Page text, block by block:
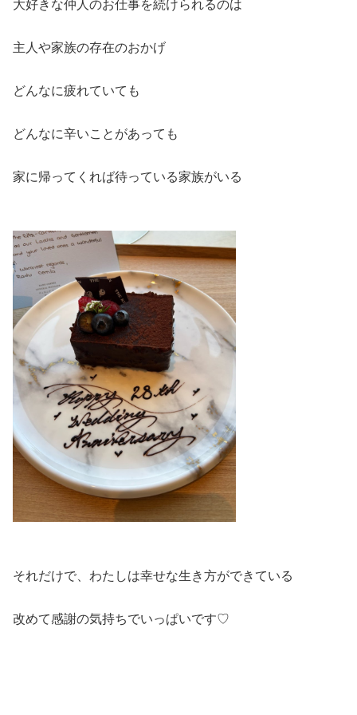
大好きな仲人のお仕事を続けられるのは
主人や家族の存在のおかげ
どんなに疲れていても
どんなに辛いことがあっても
家に帰ってくれば待っている家族がいる
それだけで、わたしは幸せな生き方ができている
改めて感謝の気持ちでいっぱいです♡